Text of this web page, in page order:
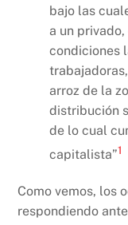
bajo las
a un
condiciones
arroz de la
distribución
de lo cual
capitalista”1
Como vemos, los
respondiendo